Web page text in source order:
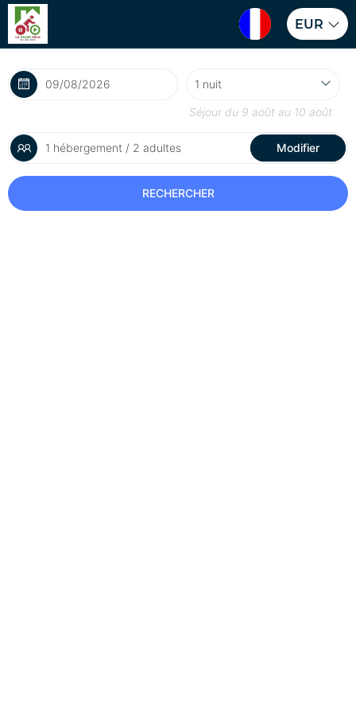
EUR
Séjour du 9 août au 10 août
1 hébergement / 2 adultes Modifier